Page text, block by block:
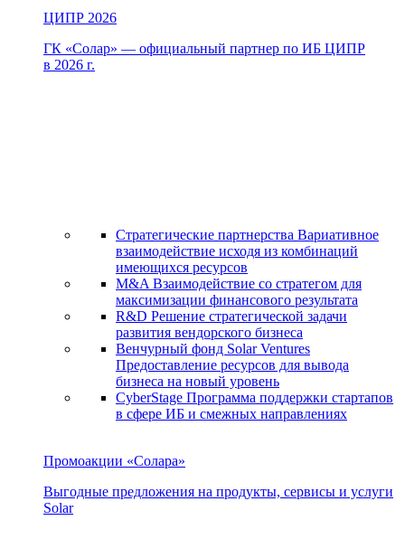
ЦИПР 2026
ГК «Солар» — официальный партнер по ИБ ЦИПР
в 2026 г.
Стратегические партнерства Вариативное
взаимодействие исходя из комбинаций
имеющихся ресурсов
M&A Взаимодействие со стратегом для
максимизации финансового результата
R&D Решение стратегической задачи
развития вендорского бизнеса
Венчурный фонд Solar Ventures
Предоставление ресурсов для вывода
бизнеса на новый уровень
CyberStage Программа поддержки стартапов
в сфере ИБ и смежных направлениях
Промоакции «Солара»
Выгодные предложения на продукты, сервисы и услуги
Solar